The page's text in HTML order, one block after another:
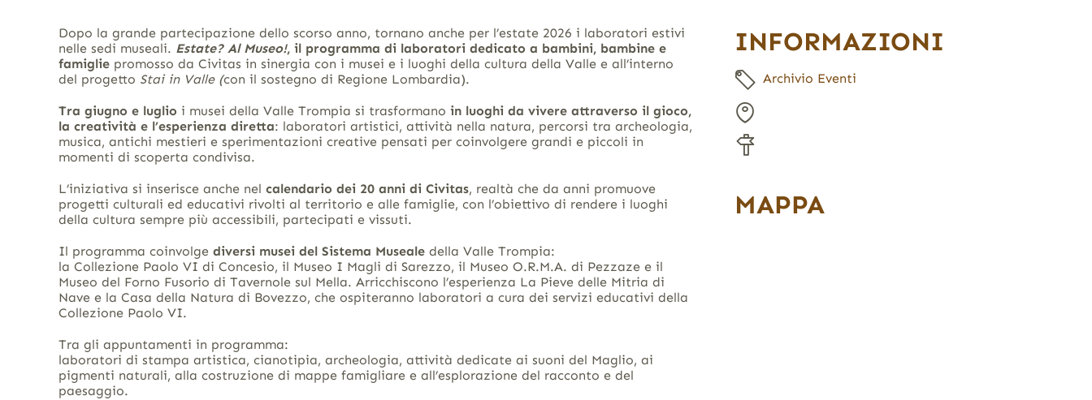
Dopo la grande partecipazione dello scorso anno, tornano anche per l’estate 2026 i laboratori estivi
nelle sedi museali. Estate? Al Museo!, il programma di laboratori dedicato a bambini, bambine e
famigliepromosso da Civitas in sinergia con i musei e i luoghi della cultura della Valle e all’interno
del progetto Stai in Valle (con il sostegno di Regione Lombardia).
Tra giugno e luglio i musei della Valle Trompia si trasformano in luoghi da vivere attraverso il gioco,
la creatività e l’esperienza diretta: laboratori artistici, attività nella natura, percorsi tra archeologia,
musica, antichi mestieri e sperimentazioni creative pensati per coinvolgere grandi e piccoli in
momenti di scoperta condivisa.
L’iniziativa si inserisce anche nel calendario dei 20 anni di Civitas, realtà che da anni promuove
progetti culturali ed educativi rivolti al territorio e alle famiglie, con l’obiettivo di rendere i luoghi
della cultura sempre più accessibili, partecipati e vissuti.
Il programma coinvolge diversi musei del Sistema Musealedella Valle Trompia:
la Collezione Paolo VI di Concesio, il Museo I Magli di Sarezzo, il Museo O.R.M.A. di Pezzaze e il
Museo del Forno Fusorio di Tavernole sul Mella. Arricchiscono l’esperienza La Pieve delle Mitria di
Nave e la Casa della Natura di Bovezzo, che ospiteranno laboratori a cura dei servizi educativi della
Collezione Paolo VI.
Tra gli appuntamenti in programma:
laboratori di stampa artistica, cianotipia, archeologia, attività dedicate ai suoni del Maglio, ai
pigmenti naturali, alla costruzione di mappe famigliare e all’esplorazione del racconto e del
paesaggio.
INFORMAZIONI
Archivio Eventi
MAPPA